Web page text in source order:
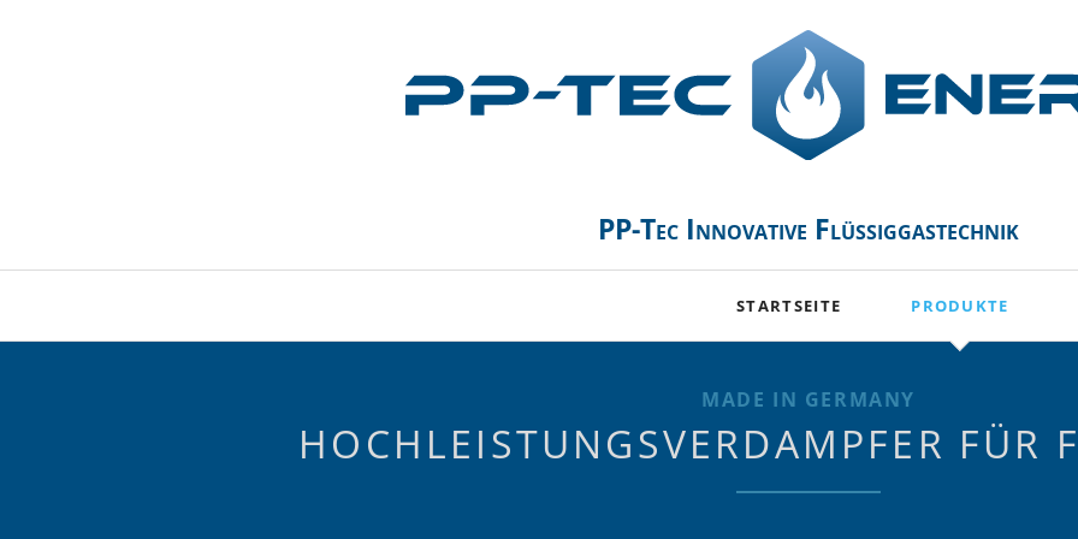
PP-Tec Innovative Flüssiggastechnik
STARTSEITE PRODUKTE
Industrie-
MADE IN GERMANY
HOCHLEISTUNGSVERDAMPFER FÜR